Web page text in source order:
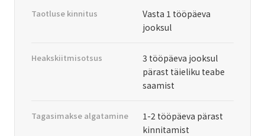
Taotluse kinnitus
Vasta 1 tööpäeva
jooksul
Heakskiitmisotsus
3 tööpäeva jooksul
pärast täieliku teabe
saamist
Tagasimakse algatamine
1-2 tööpäeva pärast
kinnitamist